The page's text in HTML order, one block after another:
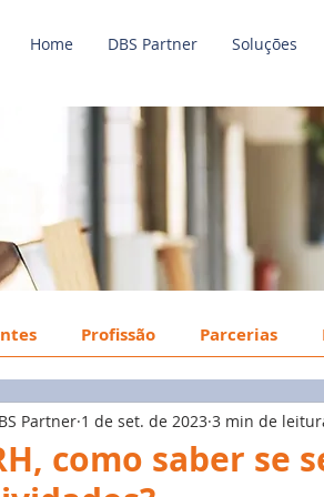
Home DBS Partner Soluções
Profissão Parcerias
Mercado de Trabalho
como saber se
Partner 1 de set. de 2023 3 min de